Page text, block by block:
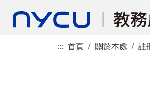
::: 首頁 關於本處 註